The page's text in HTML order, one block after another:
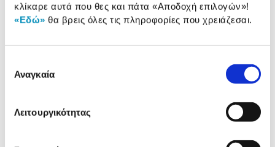
κλίκαρε αυτά που θες και πάτα «Αποδοχή επιλογών»!
«Εδώ» θα βρεις όλες τις πληροφορίες που χρειάζεσαι.
συγκατάθεσης
Αναγκαία
Λειτουργικότητας
Maximum RPM: 2500 rpm
παρουσίαση
Αναλυτική παρουσίαση
Προδιαγραφές
Χαρακτηριστικά